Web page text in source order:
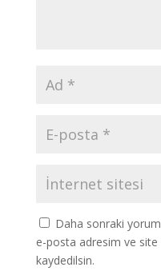
Daha sonraki
e-posta adresim ve site
kaydedilsin.